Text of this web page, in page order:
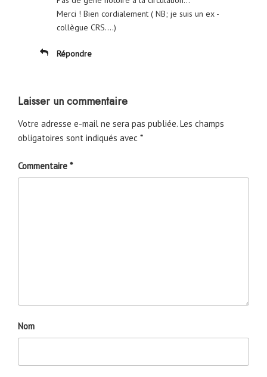
Merci ! Bien cordialement ( NB; je suis un ex -
collègue CRS….)
Répondre
Laisser un commentaire
Votre adresse e-mail ne sera pas publiée. Les champs
obligatoires sont indiqués avec *
Commentaire *
Nom